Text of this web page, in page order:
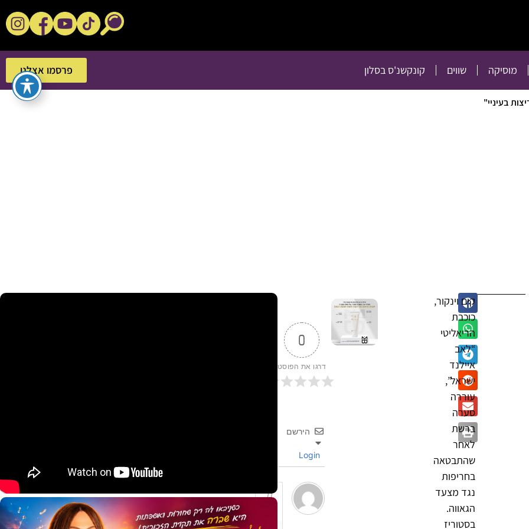
מוסיקה שווים קונקשנ'ס בסלון פרסמו אצלנו
פרסמו אצלנו
בעיניי"
קים וינקור,
כוכבת
הריאליטי
“לאב
איילנד
ישראל”,
עוררה
סערה
ברשת
לאחר
שהתבטאה
בחריפות
נגד מצעד
הגאווה.
בסטוריז
0
דרגו את הפוסט
הירשם